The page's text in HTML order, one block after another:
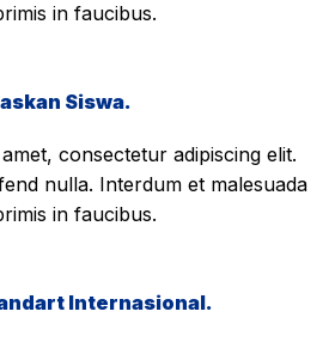
in faucibus.
Siswa.
consectetur adipiscing elit.
nulla. Interdum et malesuada
in faucibus.
Internasional.